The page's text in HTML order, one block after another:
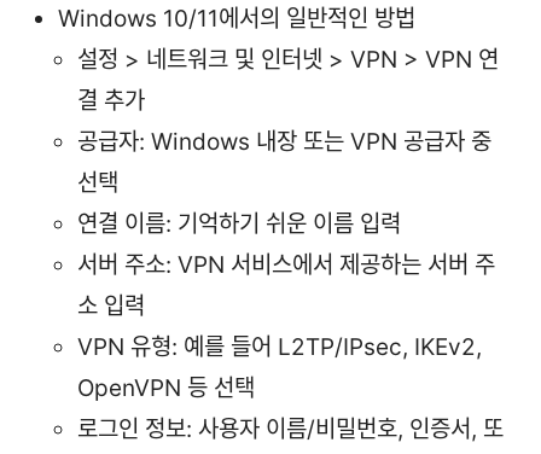
Windows 10/11에서의 일반적인 방법
설정 > 네트워크 및 인터넷 > VPN > VPN 연
결 추가
공급자: Windows 내장 또는 VPN 공급자 중
선택
연결 이름: 기억하기 쉬운 이름 입력
서버 주소: VPN 서비스에서 제공하는 서버 주
소 입력
VPN 유형: 예를 들어 L2TP/IPsec, IKEv2,
OpenVPN 등 선택
로그인 정보: 사용자 이름/비밀번호, 인증서, 또